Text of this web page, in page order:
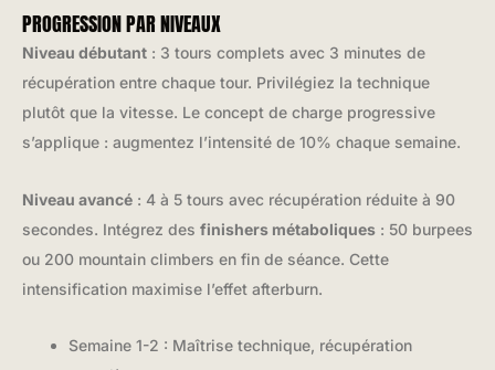
PROGRESSION PAR NIVEAUX
Niveau débutant : 3 tours complets avec 3 minutes de
récupération entre chaque tour. Privilégiez la technique
plutôt que la vitesse. Le concept de charge progressive
s’applique : augmentez l’intensité de 10% chaque semaine.
Niveau avancé : 4 à 5 tours avec récupération réduite à 90
secondes. Intégrez des finishers métaboliques : 50 burpees
ou 200 mountain climbers en fin de séance. Cette
intensification maximise l’effet afterburn.
Semaine 1-2 : Maîtrise technique, récupération